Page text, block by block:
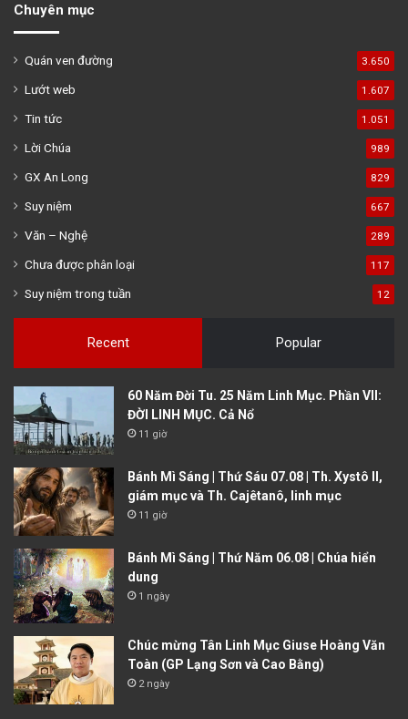
Chuyên mục
Quán ven đường 3.650
Lướt web 1.607
Tin tức 1.051
Lời Chúa 989
GX An Long 829
Suy niệm 667
Văn – Nghệ 289
Chưa được phân loại 117
Suy niệm trong tuần 12
Recent Popular
60 Năm Đời Tu. 25 Năm Linh Mục. Phần VII:
ĐỜI LINH MỤC. Cả Nổ
11 giờ
Bánh Mì Sáng | Thứ Sáu 07.08 | Th. Xystô II,
giám mục và Th. Cajêtanô, linh mục
11 giờ
Bánh Mì Sáng | Thứ Năm 06.08 | Chúa hiển
dung
1 ngày
Chúc mừng Tân Linh Mục Giuse Hoàng Văn
Toàn (GP Lạng Sơn và Cao Bằng)
2 ngày